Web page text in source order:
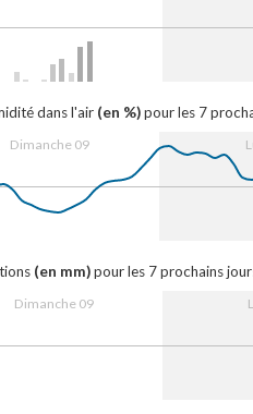
dans l'air (en %)pour les 7
Dimanche 09
(en mm)pour les 7 prochains
Dimanche 09